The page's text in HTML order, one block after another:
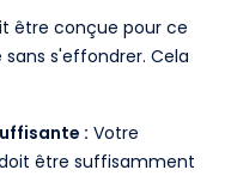
être conçue pour ce
s'effondrer. Cela
: Votre
être suffisamment